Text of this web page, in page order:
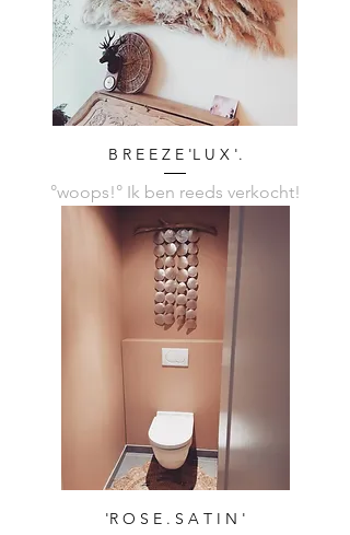
B R E E Z E 'L U X '.
°woops!° Ik ben reeds verkocht!
'R O S E . S A T I N '